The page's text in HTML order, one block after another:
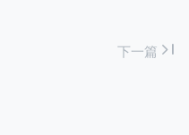
下一篇 last_page